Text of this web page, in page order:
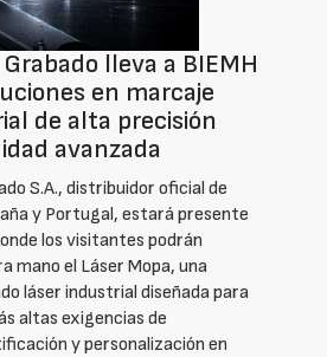
lleva a BIEMH
en marcaje
de alta precisión
avanzada
S.A., distribuidor oficial de
y Portugal, estará presente
los visitantes podrán
mano el Láser Mopa, una
láser industrial diseñada para
altas exigencias de
y personalización en